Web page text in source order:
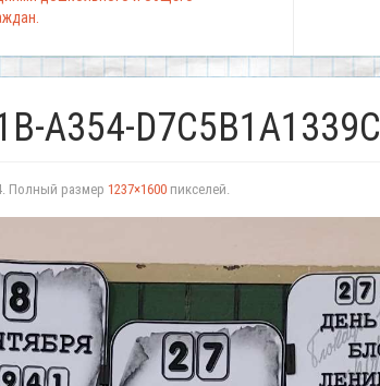
A354-D7C5B1A1339C
. Полный размер 1237×1600 пикселей.